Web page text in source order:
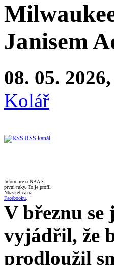
Janisem
08. 05.
Kolář
RSS kanál
Informace o NBA z
první ruky. To je profil
Nbasket.cz na
Facebooku
V březnu se
vyjádřil, že
prodloužil